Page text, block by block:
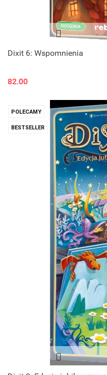
Dixit 6: Wspomnienia
82.00
POLECAMY
BESTSELLER